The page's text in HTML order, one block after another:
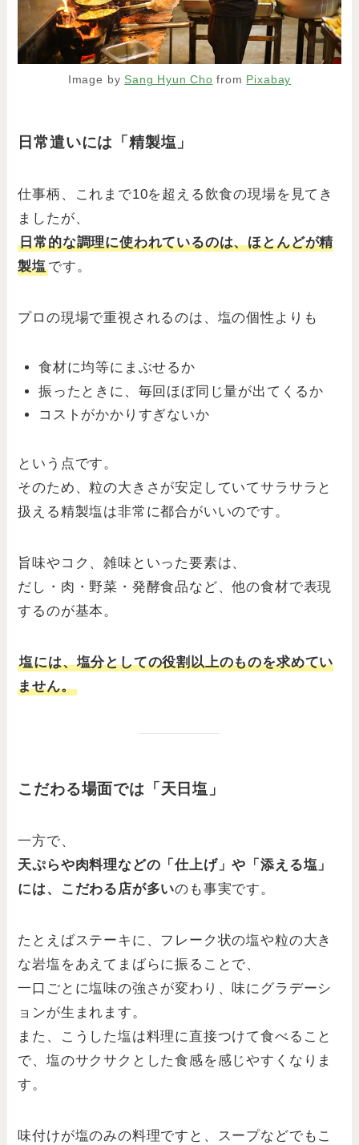
Image by Sang Hyun Cho from Pixabay
日常遣いには「精製塩」
仕事柄、これまで10を超える飲食の現場を見てき
ましたが、
日常的な調理に使われているのは、ほとんどが精
製塩です。
プロの現場で重視されるのは、塩の個性よりも
食材に均等にまぶせるか
振ったときに、毎回ほぼ同じ量が出てくるか
コストがかかりすぎないか
という点です。
そのため、粒の大きさが安定していてサラサラと
扱える精製塩は非常に都合がいいのです。
旨味やコク、雑味といった要素は、
だし・肉・野菜・発酵食品など、他の食材で表現
するのが基本。
塩には、塩分としての役割以上のものを求めてい
ません。
こだわる場面では「天日塩」
一方で、
天ぷらや肉料理などの「仕上げ」や「添える塩」
には、こだわる店が多いのも事実です。
たとえばステーキに、フレーク状の塩や粒の大き
な岩塩をあえてまばらに振ることで、
一口ごとに塩味の強さが変わり、味にグラデーシ
ョンが生まれます。
また、こうした塩は料理に直接つけて食べること
で、塩のサクサクとした食感を感じやすくなりま
す。
味付けが塩のみの料理ですと、スープなどでもこ